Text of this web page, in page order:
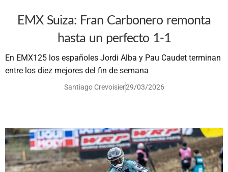
EMX Suiza: Fran Carbonero remonta
hasta un perfecto 1-1
En EMX125 los españoles Jordi Alba y Pau Caudet terminan
entre los diez mejores del fin de semana
Santiago Crevoisier29/03/2026